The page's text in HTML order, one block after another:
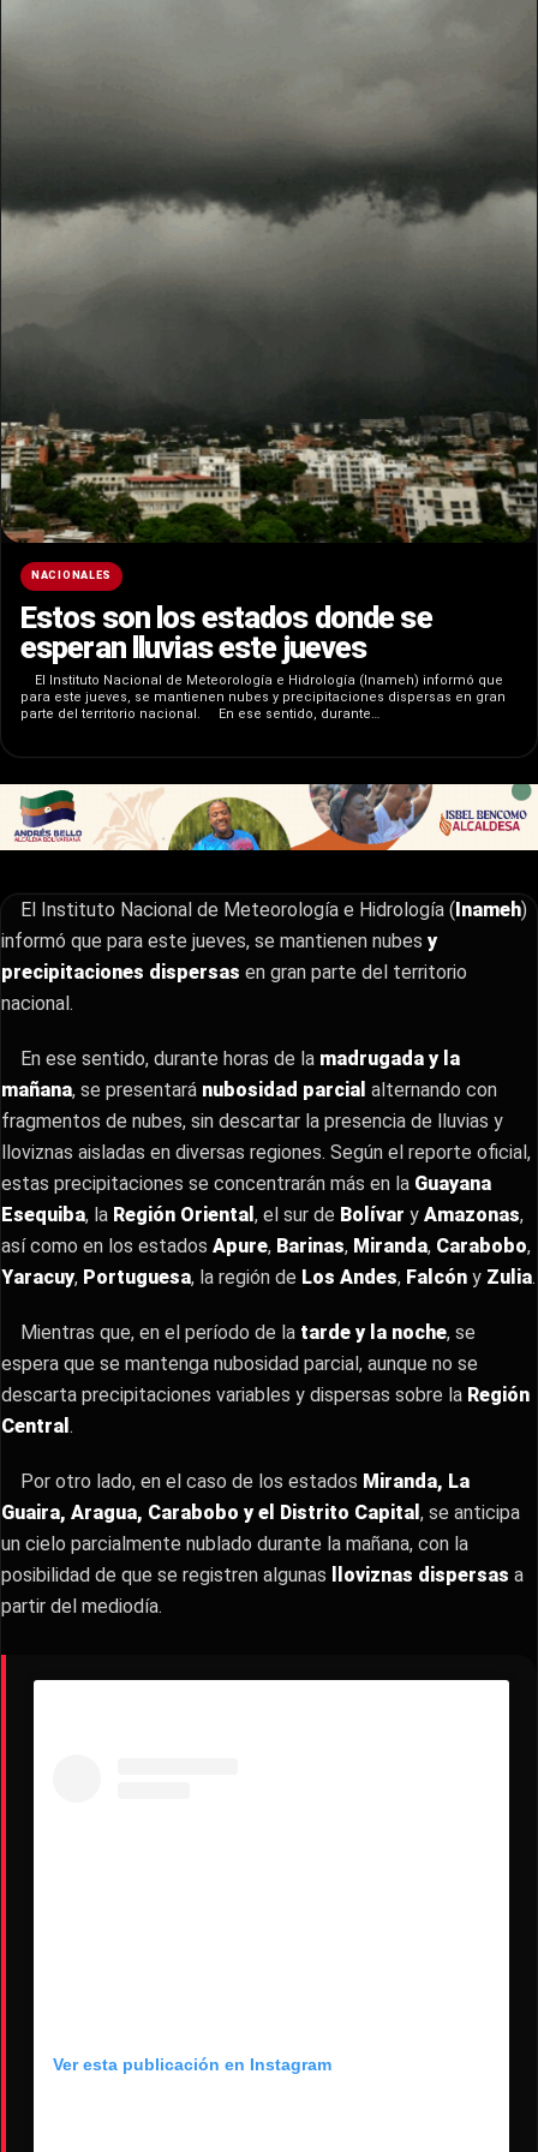
NACIONALES
Estos son los estados donde se
esperan lluvias este jueves
El Instituto Nacional de Meteorología e Hidrología (Inameh) informó que
para este jueves, se mantienen nubes y precipitaciones dispersas en gran
parte del territorio nacional. En ese sentido, durante…
El Instituto Nacional de Meteorología e Hidrología (Inameh)
informó que para este jueves, se mantienen nubes y
precipitaciones dispersas en gran parte del territorio
nacional.
En ese sentido, durante horas de la madrugada y la
mañana, se presentará nubosidad parcial alternando con
fragmentos de nubes, sin descartar la presencia de lluvias y
lloviznas aisladas en diversas regiones. Según el reporte oficial,
estas precipitaciones se concentrarán más en la Guayana
Esequiba, la Región Oriental , el sur de Bolívar y Amazonas,
así como en los estados Apure, Barinas, Miranda, Carabobo,
Yaracuy, Portuguesa, la región de Los Andes, Falcón y Zulia.
Mientras que, en el período de la tarde y la noche, se
espera que se mantenga nubosidad parcial, aunque no se
descarta precipitaciones variables y dispersas sobre la Región
Central .
Por otro lado, en el caso de los estados Miranda, La
Guaira, Aragua, Carabobo y el Distrito Capital , se anticipa
un cielo parcialmente nublado durante la mañana, con la
posibilidad de que se registren algunas
lloviznas dispersas a
partir del mediodía.
Ver esta publicación en Instagram